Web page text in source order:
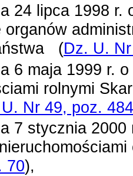
24 lipca 1998 r.
organów
(Dz. U.
6 maja 1999 r.
rolnymi
Nr 49, poz. 484
7 stycznia
70),